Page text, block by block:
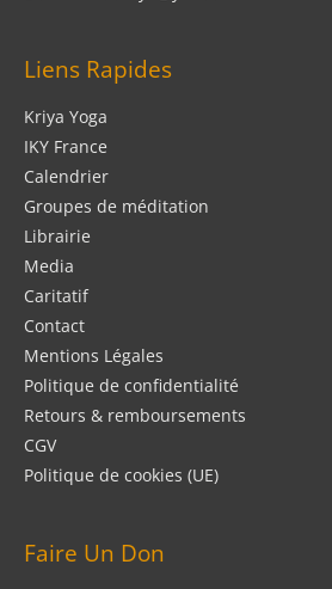
Liens Rapides
Kriya Yoga
IKY France
Calendrier
Groupes de méditation
Librairie
Media
Caritatif
Contact
Mentions Légales
Politique de confidentialité
Retours & remboursements
CGV
Politique de cookies (UE)
Faire Un Don